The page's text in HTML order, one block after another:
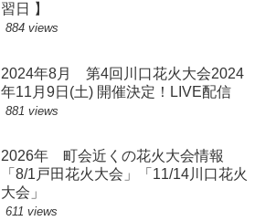
習日 】
884 views
2024年8月 第4回川口花火大会2024
年11月9日(土) 開催決定！LIVE配信
881 views
2026年 町会近くの花火大会情報
「8/1戸田花火大会」「11/14川口花火
大会」
611 views